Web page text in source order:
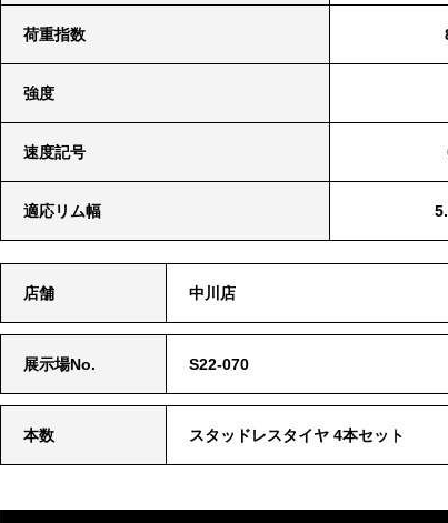
荷重指数
強度
速度記号
適応リム幅
店舗 中川店
展⽰場No. S22-070
本数 スタッドレスタイヤ 4本セット